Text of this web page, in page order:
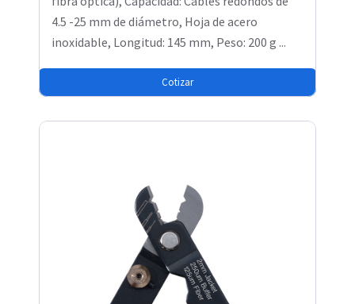
4.5 -25 mm de diámetro, Hoja de acero
inoxidable, Longitud: 145 mm, Peso: 200 g ...
Cotizar